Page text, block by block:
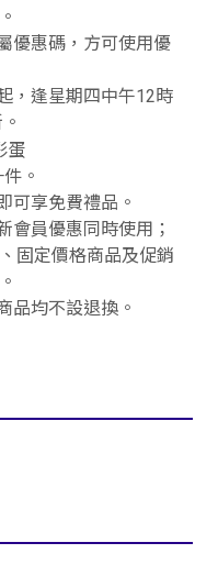
優惠碼，方可使用優
，逢星期四中午12時
蛋
。
可享免費禮品。
會員優惠同時使用；
固定價格商品及促銷
品均不設退換。